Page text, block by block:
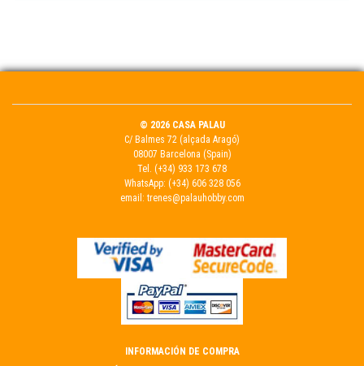
© 2026 CASA PALAU
C/ Balmes 72 (alçada Aragó)
08007 Barcelona (Spain)
Tel. (+34) 933 173 678
WhatsApp: (+34) 606 328 056
email: trenes@palauhobby.com
INFORMACIÓN DE COMPRA